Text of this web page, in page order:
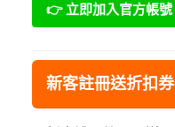
新客註冊送折扣券